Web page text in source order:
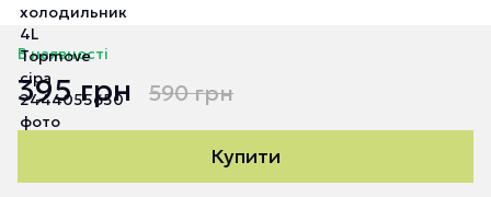
В наявності
395 грн 590 грн
Купити